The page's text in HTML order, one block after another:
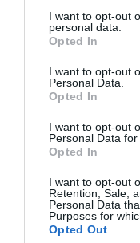
I want to opt-out
personal data.
Opted In
I want to opt-out
Personal Data.
Opted In
I want to opt-out
Personal Data for
Opted In
I want to opt-out
Retention, Sale,
Personal Data
Purposes for
Opted Out
francisco florido
Destacados